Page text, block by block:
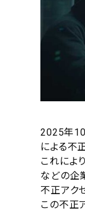
2025年10
による不
これによ
などの企
不正アク
この不正